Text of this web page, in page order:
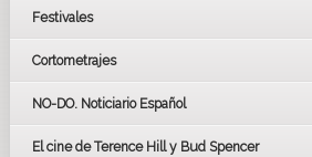
Festivales
LOS OSCARS
GOYAS
BAFTA
Cortometrajes
NO-DO. Noticiario Español
El cine de Terence Hill y Bud Spencer